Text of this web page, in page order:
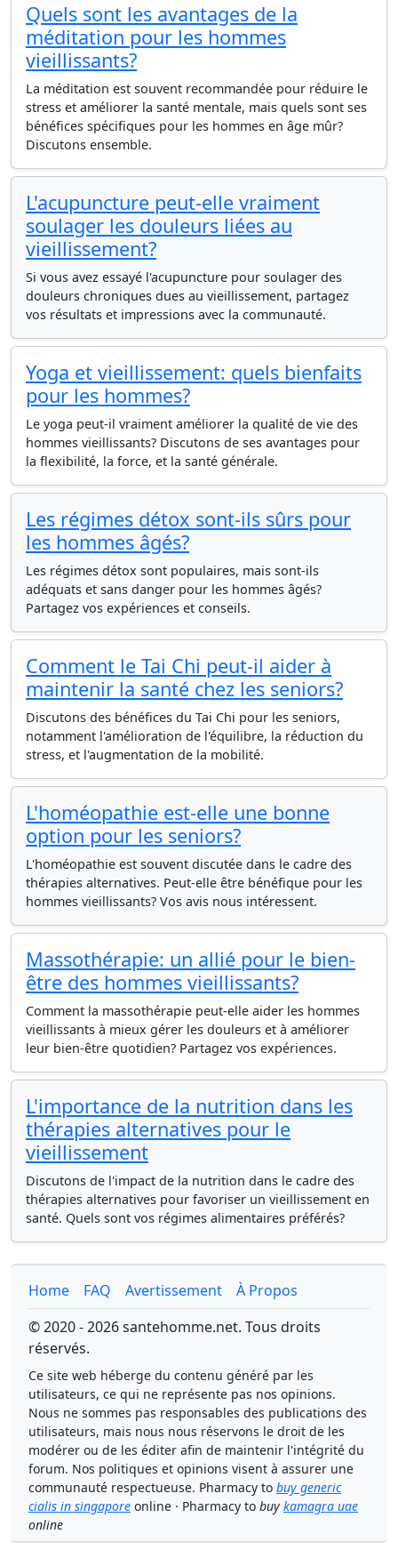
Quels sont les avantages de la
méditation pour les hommes
vieillissants?
La méditation est souvent recommandée pour réduire le
stress et améliorer la santé mentale, mais quels sont ses
bénéfices spécifiques pour les hommes en âge mûr?
Discutons ensemble.
L'acupuncture peut-elle vraiment
soulager les douleurs liées au
vieillissement?
Si vous avez essayé l'acupuncture pour soulager des
douleurs chroniques dues au vieillissement, partagez
vos résultats et impressions avec la communauté.
Yoga et vieillissement: quels bienfaits
pour les hommes?
Le yoga peut-il vraiment améliorer la qualité de vie des
hommes vieillissants? Discutons de ses avantages pour
la flexibilité, la force, et la santé générale.
Les régimes détox sont-ils sûrs pour
les hommes âgés?
Les régimes détox sont populaires, mais sont-ils
adéquats et sans danger pour les hommes âgés?
Partagez vos expériences et conseils.
Comment le Tai Chi peut-il aider à
maintenir la santé chez les seniors?
Discutons des bénéfices du Tai Chi pour les seniors,
notamment l'amélioration de l'équilibre, la réduction du
stress, et l'augmentation de la mobilité.
L'homéopathie est-elle une bonne
option pour les seniors?
L'homéopathie est souvent discutée dans le cadre des
thérapies alternatives. Peut-elle être bénéfique pour les
hommes vieillissants? Vos avis nous intéressent.
Massothérapie: un allié pour le bien-
être des hommes vieillissants?
Comment la massothérapie peut-elle aider les hommes
vieillissants à mieux gérer les douleurs et à améliorer
leur bien-être quotidien? Partagez vos expériences.
L'importance de la nutrition dans les
thérapies alternatives pour le
vieillissement
Discutons de l'impact de la nutrition dans le cadre des
thérapies alternatives pour favoriser un vieillissement en
santé. Quels sont vos régimes alimentaires préférés?
Home FAQ Avertissement
À Propos
© 2020 - 2026 santehomme.net. Tous droits
réservés.
Ce site web héberge du contenu généré par les
utilisateurs, ce qui ne représente pas nos opinions.
Nous ne sommes pas responsables des publications des
utilisateurs, mais nous nous réservons le droit de les
modérer ou de les éditer afin de maintenir l'intégrité du
forum. Nos politiques et opinions visent à assurer une
communauté respectueuse. Pharmacy to buy generic
cialis in singapore online · Pharmacy to buy kamagra uae
online